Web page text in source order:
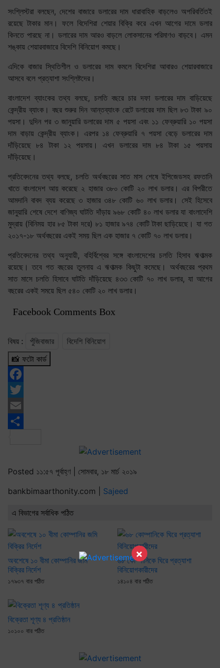
×
সংশ্লিস্টরা বলছেন, দেশের বাজারে ডলারের দাম ধারাবাহিক বাড়লেও অপরিবর্তিতই
রয়েছে টাকার মান। ফলে বিদেশিরা শেয়ার বিক্রি করে এখন আগের দামে ডলার
কিনতে পারছে না। ডলারের দাম আরও বাড়লে লোকসানের পরিমাণও বাড়বে। এমন
শঙ্কায় শেয়ারবাজারে বিদেশি বিনিয়োগ কমছে।
এদিকে বাজার স্থিতিশীল ও ডলারের দাম কমলে বিদেশিরা আবারও শেয়ারবাজারে
আসবে বলে প্রত্যাশা সংশ্লিষ্টদের।
বাংলাদেশ ব্যাংকের তথ্য বলছে, চলতি বছরে চার দফা ডলারের দাম বাড়িয়েছে
কেন্দ্রীয় ব্যাংক। বছর শুরুর দিন আন্তব্যাংক রেটে ডলারের দাম ছিল ৮৩ টাকা ৯০
পয়সা। দুদিন পর ৩ জানুয়ারি ডলারের দাম ৫ পয়সা এবং ১১ ফেব্রুয়ারি ১০ পয়সা
দাম বাড়ায় কেন্দ্রীয় ব্যাংক। এরপর ১৪ ফেব্রুয়ারি ৭ পয়সা বেড়ে ডলারের দাম
দাঁড়িয়েছে ৮৪ টাকা ১২ পয়সায়। এখন ডলারের দাম ৮৪ টাকা ১৫ পয়সায়
দাঁড়িয়েছে।
প্রতিবেদনের তথ্য বলছে, চলতি অর্থবছরের সাত মাস শেষে ইপিজেডসহ রফতানি
খাতে বাংলাদেশ আয় করেছে ২ হাজার ৩৮০ কোটি ২০ লাখ ডলার। এর বিপরীতে
আমদানি বাবদ ব্যয় করেছে ৩ হাজার ৩৪৮ কোটি ৬০ লাখ ডলার। সেই হিসেবে
জানুয়ারি শেষে দেশে বাণিজ্য ঘাটতি দাঁড়ায় ৯৬৮ কোটি ৪০ লাখ ডলার যা বাংলাদেশি
মুদ্রায় (বিনিময় হার ৮৫ টাকা দরে) ৮১ হাজার ৯৭৪ কোটি টাকা ছাড়িয়েছে। যা গত
২০১৭-১৮ অর্থবছরের একই সময় ছিল এক হাজার ৭ কোটি ৭০ লাখ ডলার।
প্রতিবেদনের তথ্য অনুযায়ী, বহির্বিশ্বের সঙ্গে বাংলাদেশের চলতি হিসাব ঋণাত্মক
রয়েছে। তবে গত বছরের তুলনায় এ ঋণাত্মক কিছুটা কমেছে। অর্থবছরের প্রথম
সাত মাসে চলতি হিসাবে ঘাটতি দাঁড়িয়েছে ৪৩৩ কোটি ৭০ লাখ ডলার, যা আগের
বছরের একই সময়ে ছিল ৫৪০ কোটি ২০ লাখ ডলার।
Facebook Comments Box
বিষয় : পুঁজিবাজার
বিদেশি বিনিয়োগ
📸 ফটো কার্ড
Facebook
Twitter
Email
Posted ১১:৫৭ পূর্বাহ্ণ | সোমবার, ১৮ মার্চ ২০১৯
bankbimaarthonity.com | Sajeed
এ বিভাগের সর্বাধিক পঠিত
অবশেষে ১০ বীমা কোম্পানির জমি
বিক্রির নির্দেশ
১৭৯৩৭ বার পঠিত
৬৮ কোম্পানিকে ঘিরে প্রত্যাশা
বিনিয়োগকারীদের
১৪১০৪ বার পঠিত
বিক্রেতা শূণ্য ৪ প্রতিষ্ঠান
১০১০০ বার পঠিত